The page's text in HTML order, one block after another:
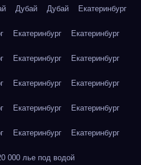
Дубай Дубай Екатеринбург
Екатеринбург Екатеринбург
Екатеринбург Екатеринбург
Екатеринбург Екатеринбург
Екатеринбург Екатеринбург
Екатеринбург Екатеринбург
лье под водой